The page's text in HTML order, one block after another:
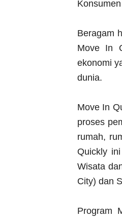
Beragam
Move In
ekonomi
dunia.
Move In
proses
rumah,
Quickly
Wisata
City) dan
Program